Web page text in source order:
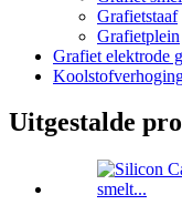
Grafietstaaf
Grafietplein
Grafiet elektrode
Uitgestalde